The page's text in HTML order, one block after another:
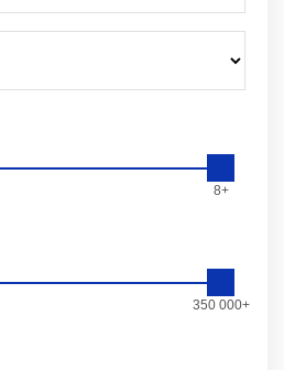
8+
350 000+